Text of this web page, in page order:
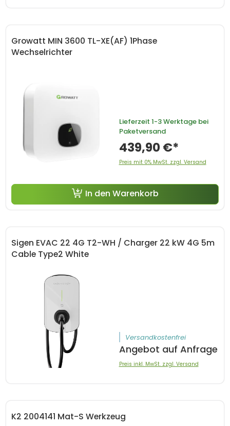
Growatt MIN 3600 TL-XE(AF) 1Phase
Wechselrichter
Lieferzeit 1-3 Werktage bei
Paketversand
439,90 €*
Preis mit 0% MwSt. zzgl. Versand
In den Warenkorb
Sigen EVAC 22 4G T2-WH / Charger 22 kW 4G 5m
Cable Type2 White
Versandkostenfrei
Angebot auf Anfrage
Preis inkl. MwSt. zzgl. Versand
K2 2004141 Mat-S Werkzeug